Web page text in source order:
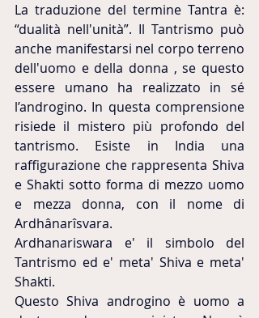
La traduzione del termine Tantra è:
“dualità nell'unità”. Il Tantrismo può
anche manifestarsi nel corpo terreno
dell'uomo e della donna , se questo
essere umano ha realizzato in sé
l’androgino. In questa comprensione
risiede il mistero più profondo del
tantrismo. Esiste in India una
raffigurazione che rappresenta Shiva
e Shakti sotto forma di mezzo uomo
e mezza donna, con il nome di
Ardhânarîsvara.
Ardhanariswara e' il simbolo del
Tantrismo ed e' meta' Shiva e meta'
Shakti.
Questo Shiva androgino è uomo a